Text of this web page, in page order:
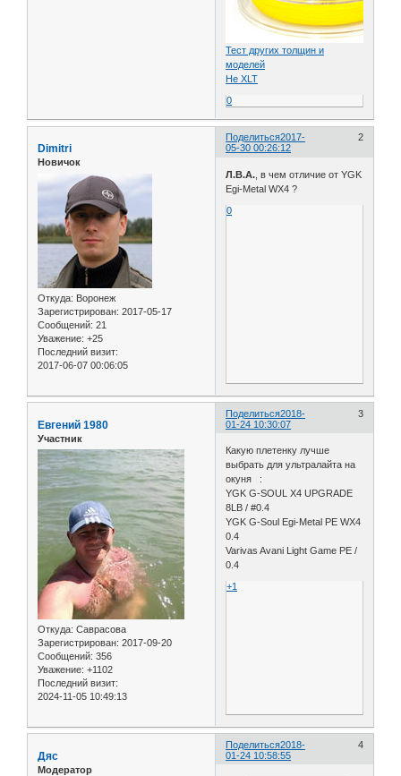
Тест других толщин и
моделей
Не XLT
0
Поделиться 2
2017-
05-30 00:26:12
Dimitri
Новичок
Откуда: Воронеж
Зарегистрирован: 2017-05-17
Сообщений: 21
Уважение: +25
Последний визит:
2017-06-07 00:06:05
Л.В.А. , в чем отличие от YGK
Egi-Metal WX4 ?
0
Поделиться 3
2018-
01-24 10:30:07
Евгений 1980
Участник
Откуда: Саврасова
Зарегистрирован: 2017-09-20
Сообщений: 356
Уважение: +1102
Последний визит:
2024-11-05 10:49:13
Какую плетенку лучше
выбрать для ультралайта на
окуня :
YGK G-SOUL X4 UPGRADE
8LB / #0.4
YGK G-Soul Egi-Metal PE WX4
0.4
Varivas Avani Light Game PE /
0.4
+1
Поделиться 4
2018-
01-24 10:58:55
Дяс
Модератор